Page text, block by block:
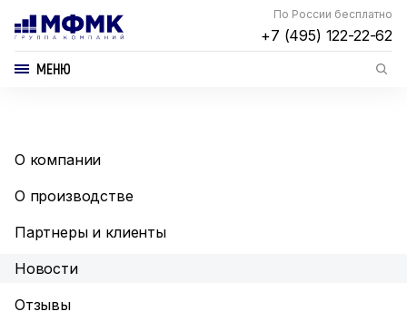
По России бесплатно
+7 (495) 122-22-62
МЕНЮ
О компании
О производстве
Партнеры и клиенты
Новости
Отзывы